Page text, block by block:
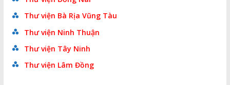
Thư viện Bà Rịa Vũng Tàu
Thư viện Ninh Thuận
Thư viện Tây Ninh
Thư viện Lâm Đồng